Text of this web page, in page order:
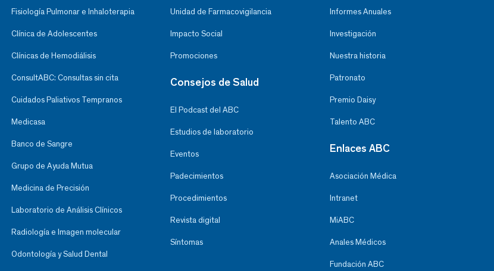
Fisiología Pulmonar e Inhaloterapia
Clínica de Adolescentes
Clínicas de Hemodiálisis
ConsultABC: Consultas sin cita
Cuidados Paliativos Tempranos
Medicasa
Banco de Sangre
Grupo de Ayuda Mutua
Medicina de Precisión
Laboratorio de Análisis Clínicos
Radiología e Imagen molecular
Odontología y Salud Dental
Unidad de Farmacovigilancia
Impacto Social
Promociones
Consejos de Salud
El Podcast del ABC
Estudios de laboratorio
Eventos
Padecimientos
Procedimientos
Revista digital
Síntomas
Informes Anuales
Investigación
Nuestra historia
Patronato
Premio Daisy
Talento ABC
Enlaces ABC
Asociación Médica
Intranet
MiABC
Anales Médicos
Fundación ABC